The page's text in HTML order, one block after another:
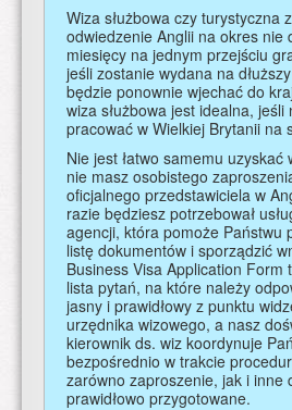
Wiza służbowa czy turystyczna
odwiedzenie Anglii na okres nie
miesięcy na jednym przejściu
jeśli zostanie wydana na
będzie ponownie wjechać do
wiza służbowa jest idealna,
pracować w Wielkiej Brytanii na
Nie jest łatwo samemu uzyskać
nie masz osobistego
oficjalnego przedstawiciela w
razie będziesz potrzebował
agencji, która pomoże Państwu
listę dokumentów i sporządzić
Business Visa Application Form
lista pytań, na które należy
jasny i prawidłowy z punktu
urzędnika wizowego, a nasz
kierownik ds. wiz koordynuje
bezpośrednio w trakcie
zarówno zaproszenie, jak i inne
prawidłowo przygotowane.